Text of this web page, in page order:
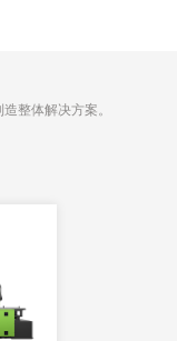
整体解决方案。